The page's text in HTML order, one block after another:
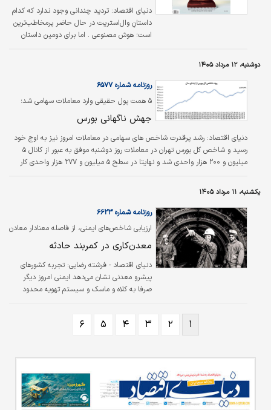
دنیای اقتصاد: تردید چندانی وجود ندارد که کدام
داستانِ وال‌استریت در حال حاضر پرمخاطب‌ترین
است؛ هوش مصنوعی . اما برای دومین داستان
می‌دهد، به‌تازگی از نظر قدرت سودآوری، از
غول‌هایی چون والمارت، ورایزن کامیونیکیشنز و
دیگر شرکت‌های بزرگ داروسازی پیشی گرفته است.
دوشنبه، ۱۲ مرداد ۱۴۰۵
۵ همت پول حقیقی وارد معاملات سهامی شد؛
روزنامه شماره ۶۵۷۷
جهش ناگهانی بورس
دنیای اقتصاد: رشد پرقدرت شاخص های سهامی در معاملات امروز نیز به اوج خود
رسید و شاخص کل بورس تهران در معاملات روز دوشنبه موفق به عبور از کانال ۵
میلیون و ۲۰۰ هزار واحدی شد و نهایتا در سطح ۵ میلیون و ۲۷۷ هزار واحدی کار
یکشنبه، ۱۱ مرداد ۱۴۰۵
ارزیابی شاخص‌های ایمنی، از فاصله معنادار معادن
ایران با استانداردهای جهانی حکایت دارد
روزنامه شماره ۶۶۲۳
معدن‌کاری در کمربند حادثه
دنیای اقتصاد - فرشته رضایی: تجربه کشورهای
پیشرو معدنی نشان می‌دهد ایمنی امروز دیگر
صرفا به کلاه و ماسک و سیستم تهویه محدود
آموزش مستمر و فرهنگ «توقف کار در شرایط
ضعف نظارت و کمبود سرمایه‌گذاری در حوزه
پیشگیری فعالیت می‌کنند؛ شکافی که خود را در
حوادث پرتلفات سال‌های اخیر بیش از هر زمان
۱ ۲ ۳ ۴ ۵ ۶